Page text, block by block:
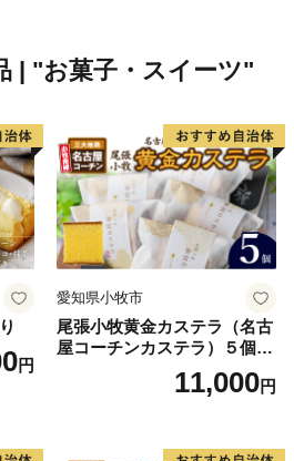
| "お菓子・スイーツ"
円
愛知県小牧市
尾張小牧黄金カステラ（名古
屋コーチンカステラ）５個入
名古屋コーチン カステラ ザ
ラメ 常温 愛知県 小牧市 アン
11,000円